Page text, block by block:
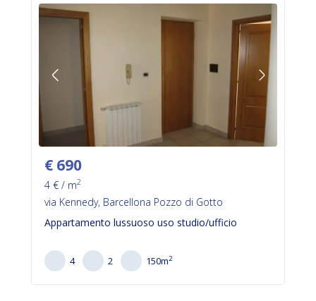
€ 690
4 € / m2
via Kennedy, Barcellona Pozzo di Gotto
Appartamento lussuoso uso studio/ufficio
4 2 150m2